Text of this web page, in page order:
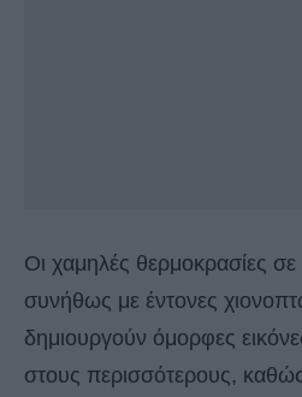
Οι χαμηλές θερμοκρασίες
συνήθως με έντονες
δημιουργούν όμορφες
στους περισσότερους,